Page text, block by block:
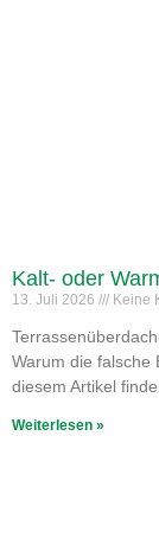
Kalt- oder
13. Juli 2026 Keine
Warum die falsche
diesem Artikel
Weiterlesen »